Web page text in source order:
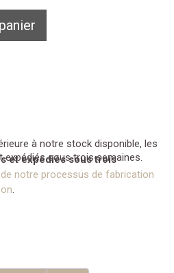
à notre stock disponible, les
sous trois semaines.
et expédiés sous trois
notre processus de fabrication
.